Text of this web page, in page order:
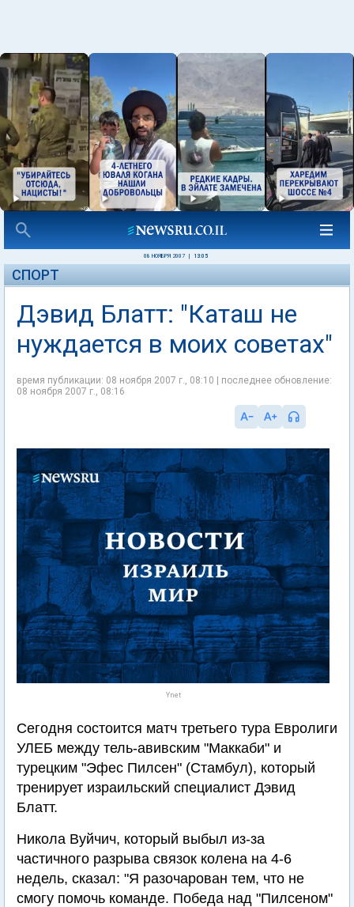
08 НОЯБРЯ 2007 13:05
СПОРТ
Дэвид Блатт: "Каташ не
нуждается в моих советах"
время публикации: 08 ноября 2007 г., 08:10 | последнее обновление:
08 ноября 2007 г., 08:16
Ynet
Сегодня состоится матч третьего тура Евролиги
УЛЕБ между тель-авивским "Маккаби" и
турецким "Эфес Пилсен" (Стамбул), который
тренирует израильский специалист Дэвид
Блатт.
Никола Вуйчич, который выбыл из-за
частичного разрыва связок колена на 4-6
недель, сказал: "Я разочарован тем, что не
смогу помочь команде. Победа над "Пилсеном"